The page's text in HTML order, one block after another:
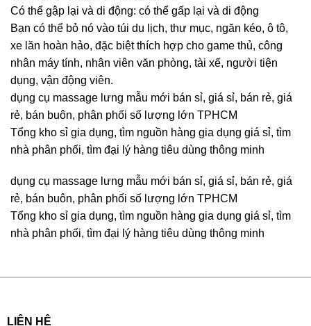
Có thể gập lại và di động: có thể gấp lại và di động
Bạn có thể bỏ nó vào túi du lịch, thư mục, ngăn kéo, ô tô,
xe lăn hoàn hảo, đặc biệt thích hợp cho game thủ, công
nhân máy tính, nhân viên văn phòng, tài xế, người tiện
dụng, vận động viên.
dụng cụ massage lưng mẫu mới bán sỉ, giá sỉ, bán rẻ, giá
rẻ, bán buôn, phân phối số lượng lớn TPHCM
Tổng kho sỉ gia dụng, tìm nguồn hàng gia dụng giá sỉ, tìm
nhà phân phối, tìm đại lý hàng tiêu dùng thông minh
dụng cụ massage lưng mẫu mới bán sỉ, giá sỉ, bán rẻ, giá
rẻ, bán buôn, phân phối số lượng lớn TPHCM
Tổng kho sỉ gia dụng, tìm nguồn hàng gia dụng giá sỉ, tìm
nhà phân phối, tìm đại lý hàng tiêu dùng thông minh
LIÊN HỆ